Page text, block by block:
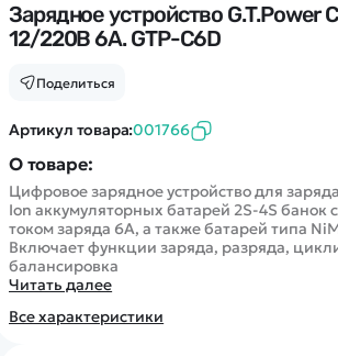
Зарядное устройство G.T.Power
12/220В 6A. GTP-C6D
Поделиться
Артикул товара:001766
О товаре:
Цифровое зарядное устройство для
Ion аккумуляторных батарей 2S-4S
током заряда 6А, а также батарей типа
Включает функции заряда, разряда,
балансировка
Читать далее
Все характеристики
Квадрокоптеры
Машинки
Танки
Вертолеты
Катера
Роботы
Информация
Оптовые продажи
Блог
Статьи про беспилотники
Обзор квадрокоптеров
Покупателю
Контакты